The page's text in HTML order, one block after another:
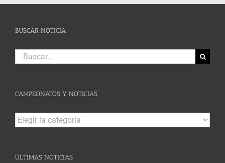
BUSCAR NOTICIA
Buscar:
CAMPEONATOS Y NOTICIAS
Campeonatos
y
ÚLTIMAS NOTICIAS